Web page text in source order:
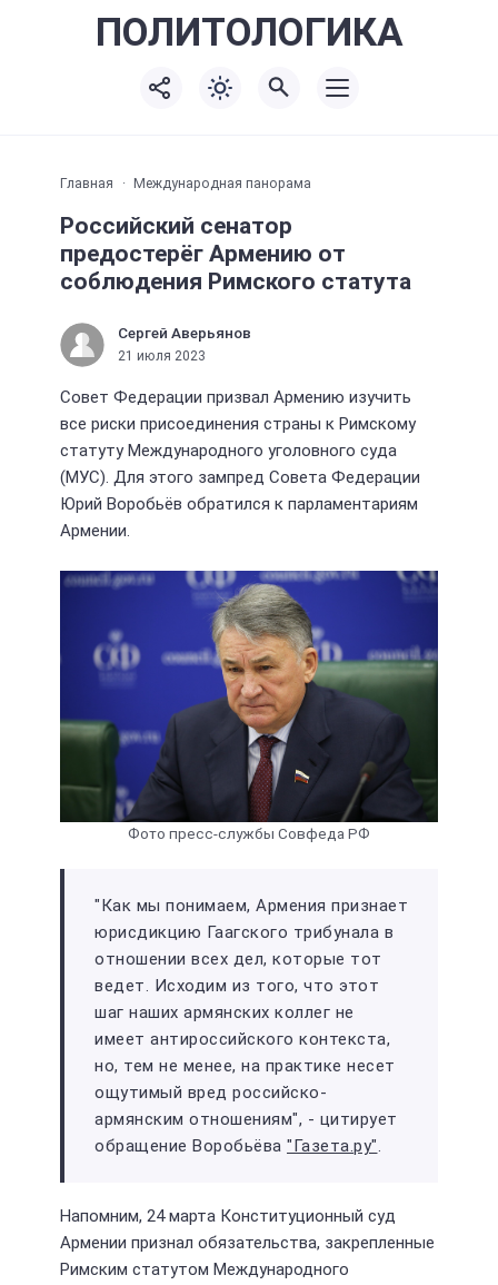
ПОЛИТОЛОГИКА
Главная Международная панорама
Российский сенатор
предостерёг Армению от
соблюдения Римского статута
Сергей Аверьянов
21 июля 2023
Совет Федерации призвал Армению изучить
все риски присоединения страны к Римскому
статуту Международного уголовного суда
(МУС). Для этого зампред Совета Федерации
Юрий Воробьёв обратился к парламентариям
Армении.
Фото пресс-службы Совфеда РФ
"Как мы понимаем, Армения признает
юрисдикцию Гаагского трибунала в
отношении всех дел, которые тот
ведет. Исходим из того, что этот
шаг наших армянских коллег не
имеет антироссийского контекста,
но, тем не менее, на практике несет
ощутимый вред российско-
армянским отношениям", - цитирует
обращение Воробьёва "Газета.ру".
Напомним, 24 марта Конституционный суд
Армении признал обязательства, закрепленные
Римским статутом Международного